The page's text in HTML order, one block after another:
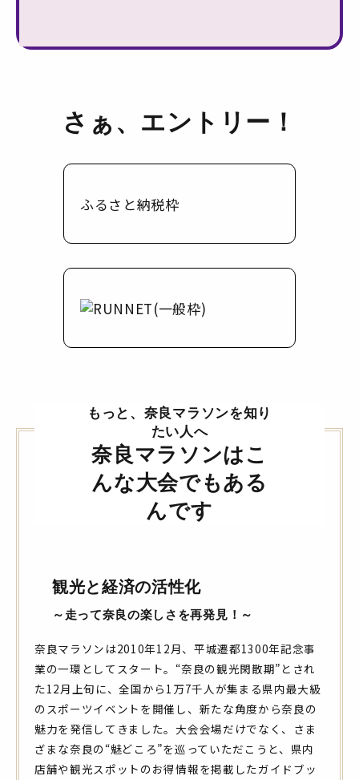
さぁ、エントリー！
ふるさと納税枠
もっと、奈良マラソンを知り
たい人へ
奈良マラソンはこ
んな大会でもある
んです
観光と経済の活性化
～走って奈良の楽しさを再発見！～
奈良マラソンは2010年12月、平城遷都1300年記念事
業の一環としてスタート。“奈良の観光閑散期”とされ
た12月上旬に、全国から1万7千人が集まる県内最大級
のスポーツイベントを開催し、新たな角度から奈良の
魅力を発信してきました。大会会場だけでなく、さま
ざまな奈良の“魅どころ”を巡っていただこうと、県内
店舗や観光スポットのお得情報を掲載したガイドブッ